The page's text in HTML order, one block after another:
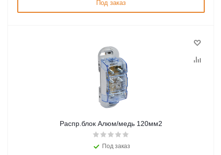
Под заказ
Распр.блок Алюм/медь 120мм2
Под заказ